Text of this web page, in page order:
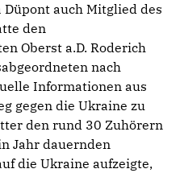
auch Mitglied des
den
Oberst a.D. Roderich
nach
Informationen aus
gegen die Ukraine zu
den rund 30 Zuhörern
Jahr dauernden
die Ukraine aufzeigte,